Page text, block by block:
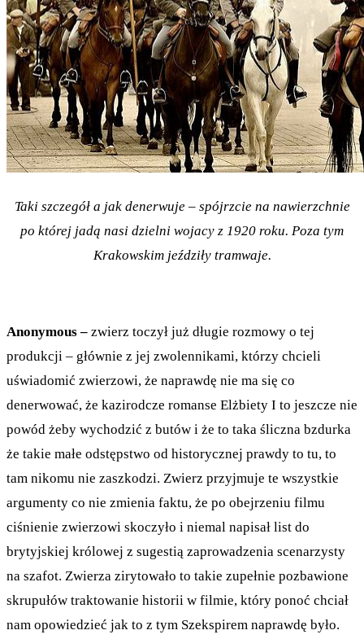
Taki szczegół a jak denerwuje – spójrzcie na nawierzchnie
po której jadą nasi dzielni wojacy z 1920 roku. Poza tym
Krakowskim jeździły tramwaje.
Anonymous – zwierz toczył już długie rozmowy o tej
produkcji – głównie z jej zwolennikami, którzy chcieli
uświadomić zwierzowi, że naprawdę nie ma się co
denerwować, że kazirodcze romanse Elżbiety I to jeszcze nie
powód żeby wychodzić z butów i że to taka śliczna bzdurka
że takie małe odstępstwo od historycznej prawdy to tu, to
tam nikomu nie zaszkodzi. Zwierz przyjmuje te wszystkie
argumenty co nie zmienia faktu, że po obejrzeniu filmu
ciśnienie zwierzowi skoczyło i niemal napisał list do
brytyjskiej królowej z sugestią zaprowadzenia scenarzysty
na szafot. Zwierza zirytowało to takie zupełnie pozbawione
skrupułów traktowanie historii w filmie, który ponoć chciał
nam opowiedzieć jak to z tym Szekspirem naprawdę było.